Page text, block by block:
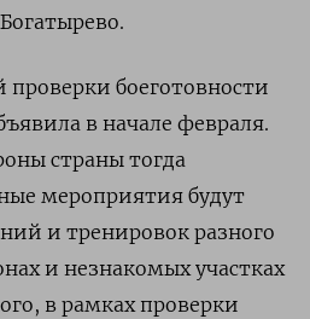
боеготовности
в начале февраля.
страны тогда
мероприятия будут
и тренировок разного
и незнакомых участках
в рамках проверки